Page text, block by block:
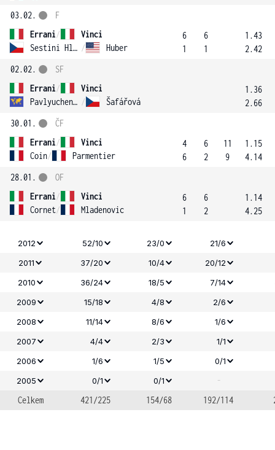
03.02.
Errani/
Vinci
Sestini Hlaváčková / Huber
F
6
1
6
1
1.43
2.42
02.02.
Errani/
Vinci
Pavlyuchenkova / Šafářová
SF
1.36
2.66
30.01.
Errani/
Vinci
Coin/ Parmentier
ČF
4
6
6
2
11
9
1.15
4.14
28.01.
Errani/
Vinci
Cornet/ Mladenovic
OF
6
1
6
2
1.14
4.25
2012 52/10 23/0
21/6
2011
37/20 10/4
20/12
2010
36/24 18/5 7/14
2009
15/18 4/8
2/6
2008
11/14 8/6
1/6
2007
4/4 2/3
1/1
2006
1/6 1/5
0/1
2005
0/1 0/1
-
Celkem
421/225 154/68 192/114